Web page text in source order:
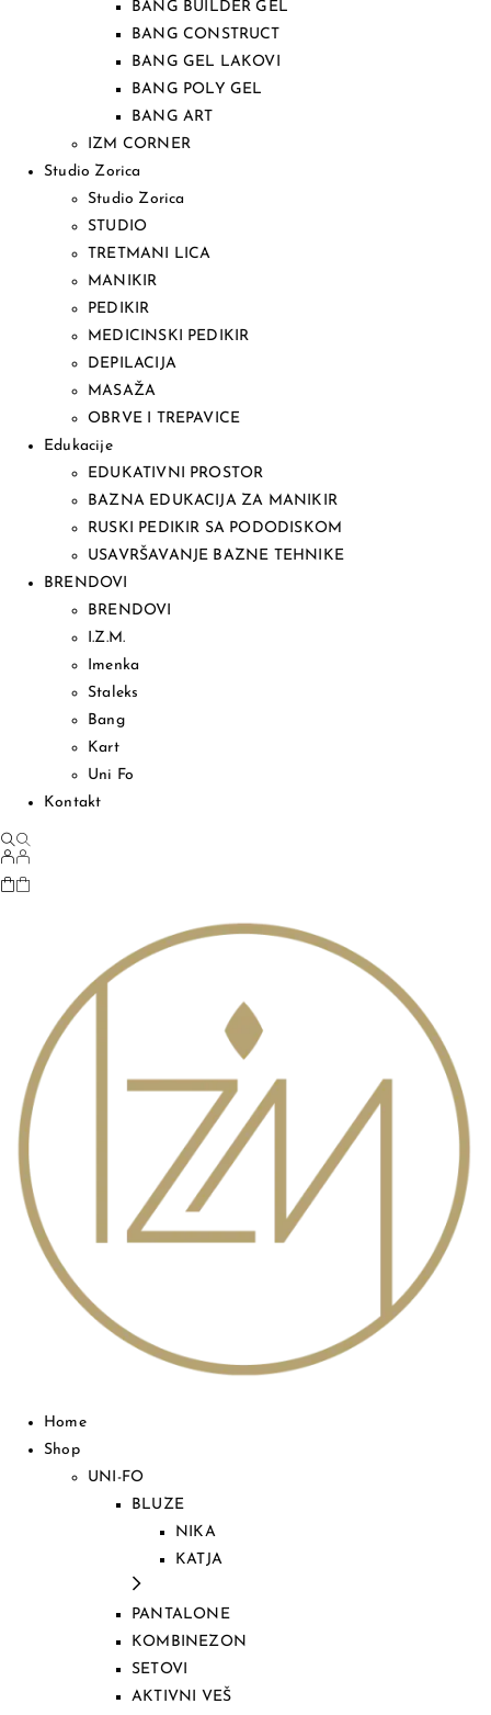
BANG BUILDER GEL
BANG CONSTRUCT
BANG GEL LAKOVI
BANG POLY GEL
BANG ART
IZM CORNER
Studio Zorica
Studio Zorica
STUDIO
TRETMANI LICA
MANIKIR
PEDIKIR
MEDICINSKI PEDIKIR
DEPILACIJA
MASAŽA
OBRVE I TREPAVICE
Edukacije
EDUKATIVNI PROSTOR
BAZNA EDUKACIJA ZA MANIKIR
RUSKI PEDIKIR SA PODODISKOM
USAVRŠAVANJE BAZNE TEHNIKE
BRENDOVI
BRENDOVI
I.Z.M.
Imenka
Staleks
Bang
Kart
Uni Fo
Kontakt
Home
Shop
UNI-FO
BLUZE
NIKA
KATJA
PANTALONE
KOMBINEZON
SETOVI
AKTIVNI VEŠ